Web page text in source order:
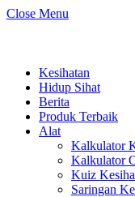
Close Menu
Kesihatan
Hidup Sihat
Berita
Produk Terbaik
Alat
Kalkulator
Kalkulator
Kuiz
Saringan